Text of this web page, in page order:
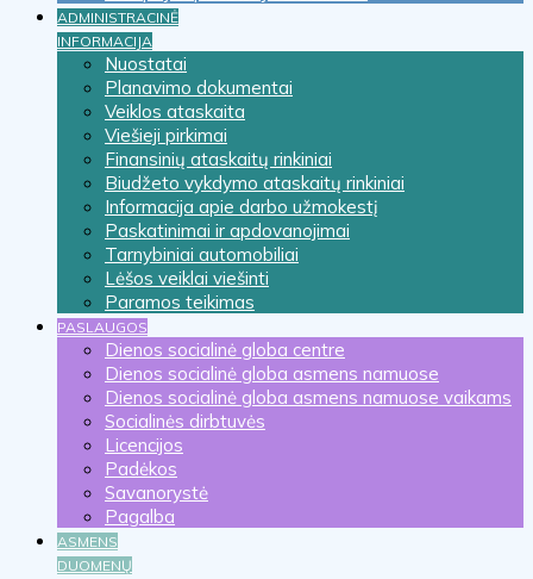
ADMINISTRACINĖ
INFORMACIJA
Nuostatai
Planavimo dokumentai
Veiklos ataskaita
Viešieji pirkimai
Finansinių ataskaitų rinkiniai
Biudžeto vykdymo ataskaitų rinkiniai
Informacija apie darbo užmokestį
Paskatinimai ir apdovanojimai
Tarnybiniai automobiliai
Lėšos veiklai viešinti
Paramos teikimas
PASLAUGOS
Dienos socialinė globa centre
Dienos socialinė globa asmens namuose
Dienos socialinė globa asmens namuose vaikams
Socialinės dirbtuvės
Licencijos
Padėkos
Savanorystė
Pagalba
ASMENS
DUOMENŲ